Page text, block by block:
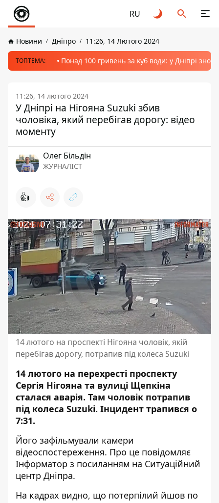
RU
Новини Дніпро 11:26, 14 Лютого 2024
ТОПТЕМА: Понад 100 гривень за куб води: у Дніпрі
11:26, 14 лютого 2024
У Дніпрі на Нігояна Suzuki збив
чоловіка, який перебігав дорогу: відео
моменту
Олег Більдін
ЖУРНАЛІСТ
👍
14 лютого на проспекті Нігояна чоловік, якій
перебігав дорогу, потрапив під колеса Suzuki
14 лютого на перехресті проспекту
Сергія Нігояна та вулиці Щепкіна
сталася аварія. Там чоловік потрапив
під колеса Suzuki. Інцидент трапився о
7:31.
Його зафільмували камери
відеоспостереження. Про це повідомляє
Інформатор з посиланням на Ситуаційний
центр Дніпра.
На кадрах видно, що потерпілий йшов по